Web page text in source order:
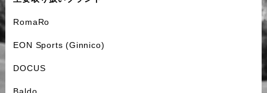
RomaRo
EON Sports (Ginnico)
DOCUS